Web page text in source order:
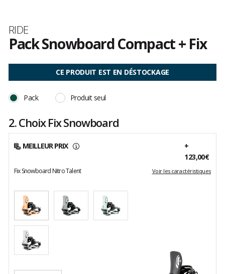
Marque
RIDE
Pack Snowboard Compact + Fix
avis
CE PRODUIT EST EN DÉSTOCKAGE
Pack Produit seul
2. Choix Fix Snowboard
MEILLEUR PRIX
+
123,00€
Fix Snowboard Nitro Talent Voir les caractéristiques